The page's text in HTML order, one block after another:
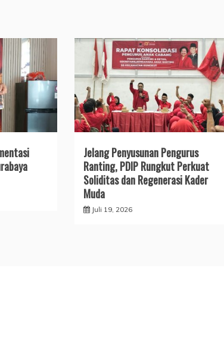
Jelang Penyusunan Pengurus
Ranting, PDIP Rungkut Perkuat
Soliditas dan Regenerasi Kader
Muda
Juli 19, 2026